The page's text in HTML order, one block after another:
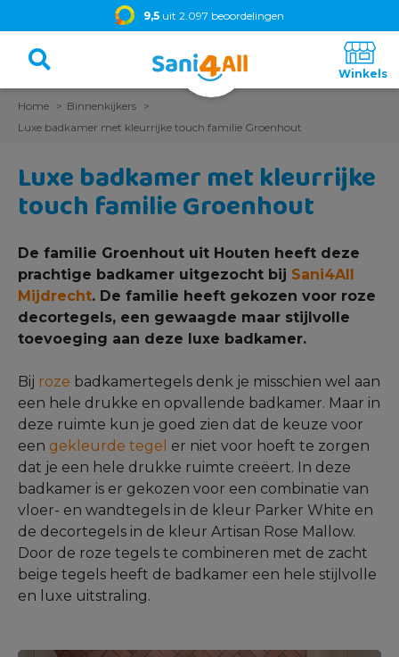
9,5 uit 2.097 beoordelingen
Home
Binnenkijkers
Luxe badkamer met kleurrijke touch familie Groenhout
Luxe badkamer met kleurrijke
touch familie Groenhout
De familie Groenhout uit Houten heeft deze
prachtige badkamer uitgezocht bij Sani4All
Mijdrecht. De familie heeft gekozen voor roze
decortegels, een gewaagde maar stijlvolle
toevoeging aan deze luxe badkamer.
Bij roze badkamertegels denk je misschien wel aan
een hele drukke en opvallende badkamer. Maar in
deze ruimte kun je goed zien dat de keuze voor
een gekleurde tegel er niet voor hoeft te zorgen
dat je een hele drukke ruimte creëert. In deze
badkamer is er gekozen voor een combinatie van
vloer- en wandtegels in de kleur Parker White en
de decortegels in de kleur Artisan Rose Mallow.
Door de roze tegels te combineren met de zacht
beige tegels heeft de badkamer een hele stijlvolle
en luxe uitstraling.